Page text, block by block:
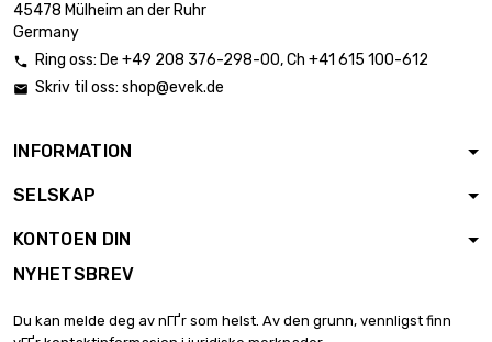
45478 Mülheim an der Ruhr
Germany
 Ring oss: De +49 208 376-298-00, Ch +41 615 100-612
 Skriv til oss: shop@evek.de
INFORMATION
SELSKAP
KONTOEN DIN
NYHETSBREV
Du kan melde deg av nГҐr som helst. Av den grunn, vennligst finn